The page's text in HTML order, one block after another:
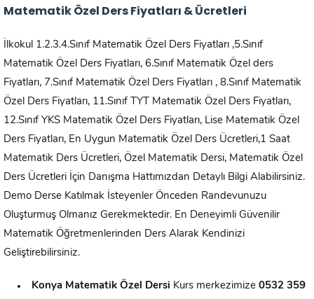
Matematik Özel Ders Fiyatları & Ücretleri
İlkokul 1.2.3.4.Sınıf Matematik Özel Ders Fiyatları ,5.Sınıf
Matematik Özel Ders Fiyatları, 6.Sınıf Matematik Özel ders
Fiyatları, 7.Sınıf Matematik Özel Ders Fiyatları , 8.Sınıf Matematik
Özel Ders Fiyatları, 11.Sınıf TYT Matematik Özel Ders Fiyatları,
12.Sınıf YKS Matematik Özel Ders Fiyatları, Lise Matematik Özel
Ders Fiyatları, En Uygun Matematik Özel Ders Ücretleri,1 Saat
Matematik Ders Ücretleri, Özel Matematik Dersi, Matematik Özel
Ders Ücretleri İçin Danışma Hattımızdan Detaylı Bilgi Alabilirsiniz.
Demo Derse Katılmak İsteyenler Önceden Randevunuzu
Oluşturmuş Olmanız Gerekmektedir. En Deneyimli Güvenilir
Matematik Öğretmenlerinden Ders Alarak Kendinizi
Geliştirebilirsiniz.
Konya Matematik Özel Dersi Kurs merkezimize 0532 359